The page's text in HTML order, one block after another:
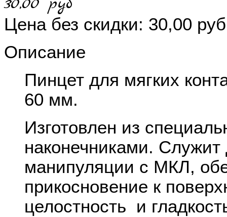
Цена без скидки: 30,00 руб
Описание
Пинцет для мягких
60 мм.
Изготовлен из
наконечниками.
манипуляции с МКЛ,
прикосновение к
целостность и